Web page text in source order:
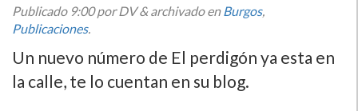
Publicado 9:00por DV&archivado enBurgos,
Publicaciones.
Un nuevo número de El perdigón ya esta en
la calle, te lo cuentan en su blog.